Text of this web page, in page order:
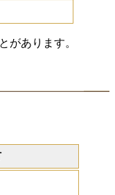
があります。